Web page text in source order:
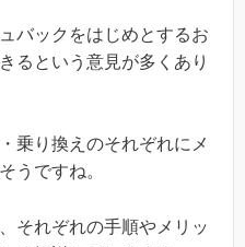
バックをはじめとするお
るという意見が多くあり
乗り換えのそれぞれにメ
うですね。
それぞれの手順やメリッ